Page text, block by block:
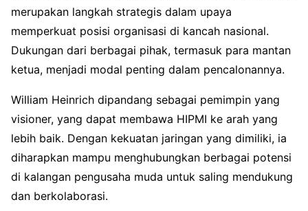
merupakan langkah strategis dalam upaya
memperkuat posisi organisasi di kancah nasional.
Dukungan dari berbagai pihak, termasuk para mantan
ketua, menjadi modal penting dalam pencalonannya.
William Heinrich dipandang sebagai pemimpin yang
visioner, yang dapat membawa HIPMI ke arah yang
lebih baik. Dengan kekuatan jaringan yang dimiliki, ia
diharapkan mampu menghubungkan berbagai potensi
di kalangan pengusaha muda untuk saling mendukung
dan berkolaborasi.